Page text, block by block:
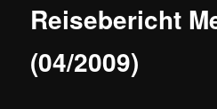
Reisebericht
(04/2009)